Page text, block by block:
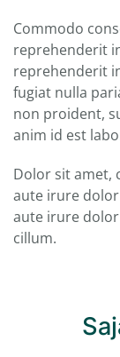
Commodo
reprehenderit
reprehenderit
fugiat nulla
non proident,
anim id est
Dolor sit amet,
aute irure
aute irure
cillum.